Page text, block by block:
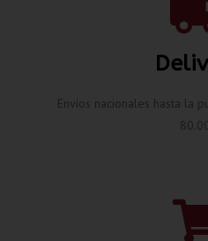
Envíos nacionales hasta la